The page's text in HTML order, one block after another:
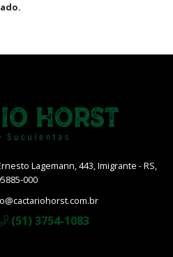
Lagemann, 443, Imigrante - RS,
000
(51) 3754-1083